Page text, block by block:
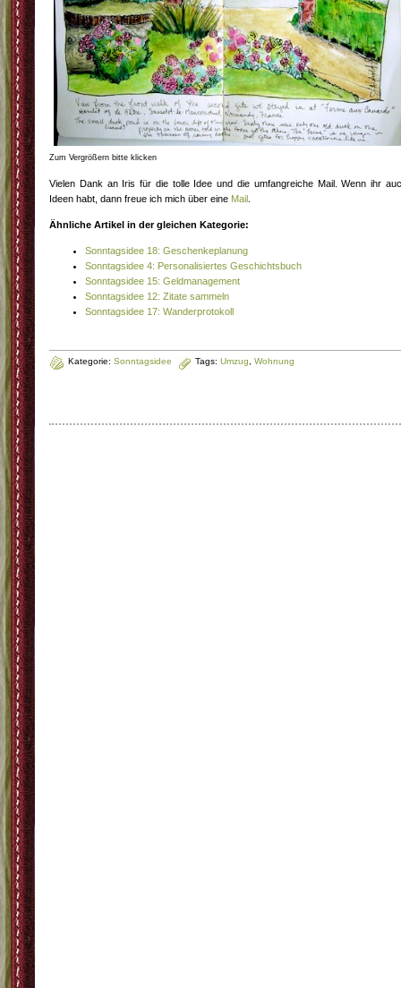
Zum Vergrößern bitte klicken
Vielen Dank an Iris für die tolle Idee und die umfangreiche Mail. Wenn ihr
Ideen habt, dann freue ich mich über eine Mail
Ähnliche Artikel in der gleichen Kategorie:
Sonntagsidee 18: Geschenkeplanung
Sonntagsidee 4: Personalisiertes Geschichtsbuch
Sonntagsidee 15: Geldmanagement
Sonntagsidee 12: Zitate sammeln
Sonntagsidee 17: Wanderprotokoll
Kategorie: Sonntagsidee Tags: Umzug Wohnung